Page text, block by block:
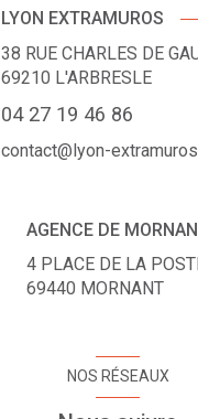
LYON EXTRAMUROS
38 RUE CHARLES DE
69210 L'ARBRESLE
04 27 19 46 86
contact@lyon-
AGENCE DE
4 PLACE DE LA
69440 MORNANT
NOS RÉSEAUX